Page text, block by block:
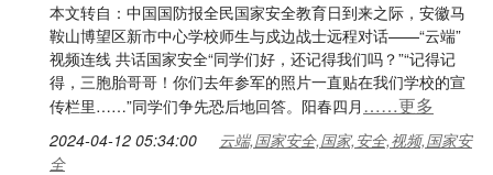
本文转自：中国国防报全民国家安全教育日到来之际，安徽马
鞍山博望区新市中心学校师生与戍边战士远程对话——“云端”
视频连线 共话国家安全“同学们好，还记得我们吗？”“记得记
得，三胞胎哥哥！你们去年参军的照片一直贴在我们学校的宣
传栏里……”同学们争先恐后地回答。阳春四月 ……更多
2024-04-12 05:34:00
云端,国家安全,国家,安全,视频,国家安
全